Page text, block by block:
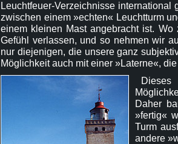
Leuchtfeuer-Verzeichnisse
zwischen einem »echten« Leuchtturm
einem kleinen Mast angebracht ist.
Gefühl verlassen, und so nehmen wir
nur diejenigen, die unsere ganz
Möglichkeit auch mit einer »Laterne«,
Daher
»fertig«
Turm
andere